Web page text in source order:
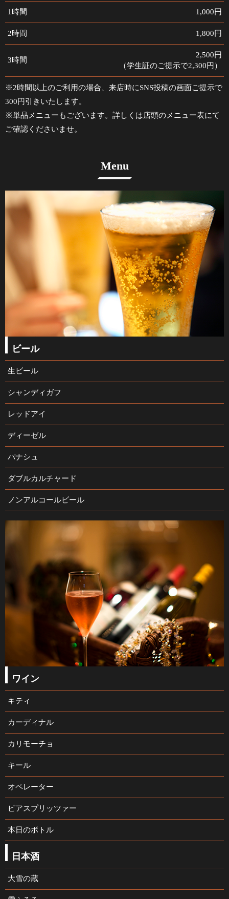
1時間 1,000円
2時間 1,800円
3時間
2,500円
（学生証のご提示で2,300円）
※2時間以上のご利用の場合、来店時にSNS投稿の画面ご提示で
300円引きいたします。
※単品メニューもございます。詳しくは店頭のメニュー表にて
ご確認くださいませ。
Menu
ビール
生ビール
シャンディガフ
レッドアイ
ディーゼル
パナシュ
ダブルカルチャード
ノンアルコールビール
ワイン
キティ
カーディナル
カリモーチョ
キール
オペレーター
ビアスプリッツァー
本日のボトル
日本酒
大雪の蔵